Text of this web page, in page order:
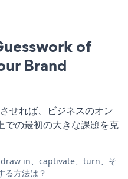
of
Brand
れば、ビジネスのオン
での最初の大きな課題を克
in、captivate、turn、そ
る方法は？